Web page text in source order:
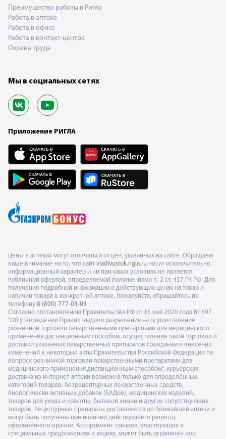
Преимущества работы в Ригла
Работа в аптеке
Работа в офисе
Работа в контакт-центре
Охрана труда
Мы в социальных сетях
Приложение РИГЛА
Цены в аптеках могут отличаться от цен, указанных на сайте. Обращаем
ваше внимание на то, что сайт vladivostok.rigla.ru носит исключительно
информационный характер и ни при каких условиях не является
публичной офертой, определяемой положениями п. 2 ст. 437 ГК РФ. Для
получения подробной информации о действующих ценах на товар и
наличии товара в конкретной аптеке, пожалуйста, обращайтесь по
телефону 8 (800) 777-03-03
Согласно постановлению Правительства РФ от 16 мая 2020 года № 697
"Об утверждении Правил выдачи разрешения на осуществление
розничной торговли лекарственными препаратами для медицинского
применения дистанционным способом, осуществления такой торговли и
доставки указанных лекарственных препаратов гражданам и внесении
изменений в некоторые акты Правительства Российской Федерации по
вопросу розничной торговли лекарственными препаратами для
медицинского применения дистанционным способом", курьерская
доставка из интернет-аптеки возможна только для определённых
категорий товаров: безрецептурных лекарственных средств,
биологически активных добавок (БАДов), медицинских изделий,
товаров для ухода и красоты, бытовой химии и других сопутствующих
товаров. Рецептурные препараты доставляются до ближайшей аптеки и
могут быть получены при наличии действующего рецепта,
оформленного врачом. Ассортимент товаров, участвующих в
специальных предложениях и акциях, может быть ограничен или